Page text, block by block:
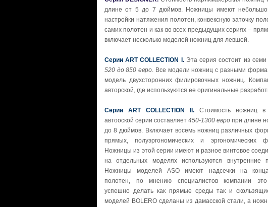
длине от 5 до 7 дюймов. Ножницы имеют
настройки натяжения полотен, конвексную заточку
самих полотен и как во всех предыдущих сериях –
включает несколько моделей ножниц для левшей.
Серии ART COLLECTION I.Эта серия состоит из
520 до 850 евро. Все модели ножниц с разными
модель двухсторонних филировочных ножниц.
авторской, где используются ее оригинальные
Серии ART COLLECTION II. Стоимость ножниц в
автооской серии составляет 450-1300 евро при длине
до 8 дюймов. Включает восемь ножниц различных
прямых, полуэргономических и эргономических
Ножницы из этой серии имеют и разное винтовое
на отдельных моделях используются внутренние
Ножницы моделей ASO имеют надсечки на
полотен, по мнению специалистов компании это
успешно делать как прямые среды так и
моделей BOLERO сделаны из дамасской стали, а